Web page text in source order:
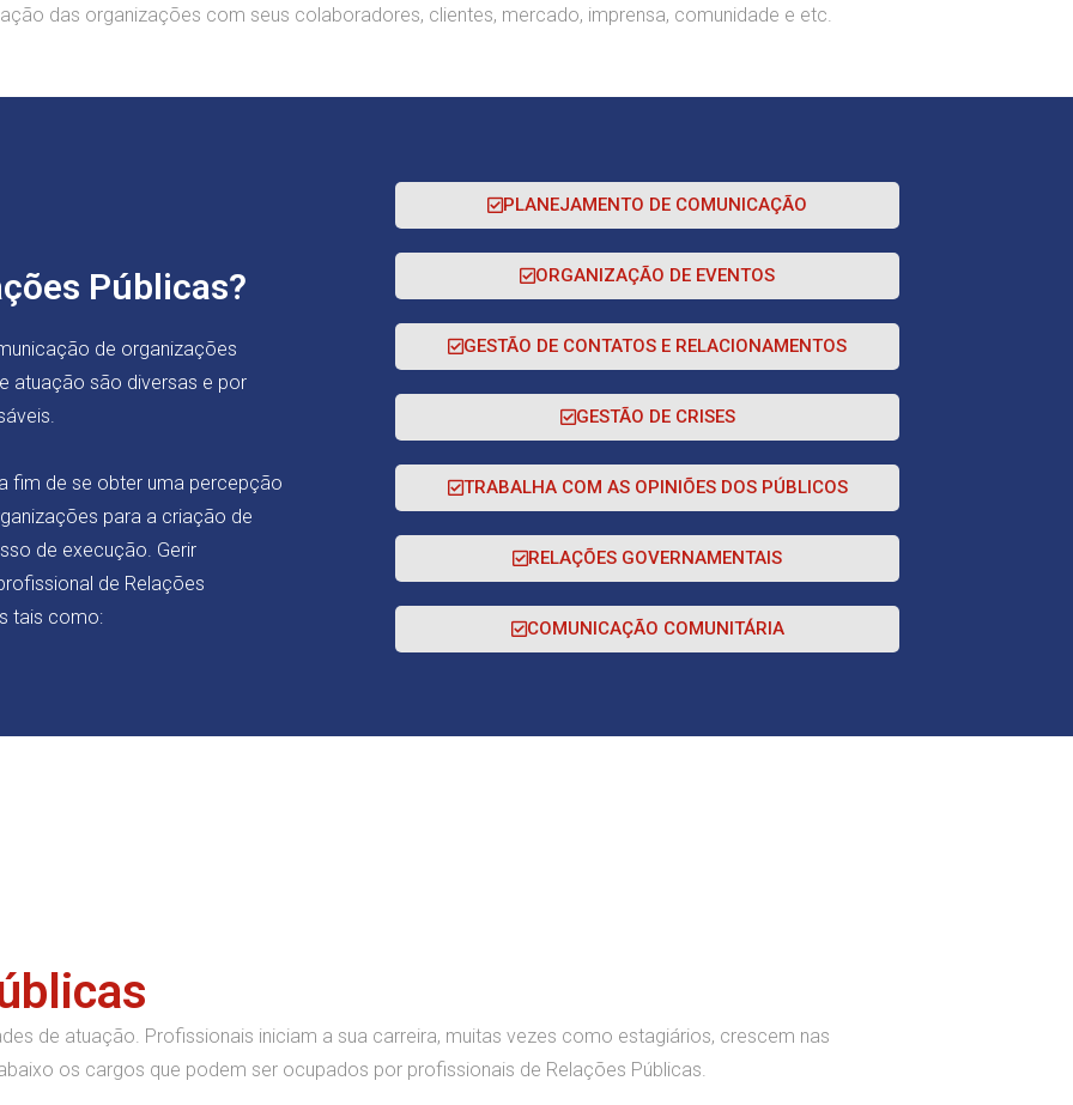
das organizações com seus colaboradores, clientes, mercado, imprensa, comunidade e etc.
Públicas?
de organizações
atuação são diversas e por
fim de se obter uma percepção
para a criação de
de execução. Gerir
de Relações
tais como:
PLANEJAMENTO DE COMUNICAÇÃO
ORGANIZAÇÃO DE EVENTOS
GESTÃO DE CONTATOS E RELACIONAMENTOS
GESTÃO DE CRISES
TRABALHA COM AS OPINIÕES DOS PÚBLICOS
RELAÇÕES GOVERNAMENTAIS
COMUNICAÇÃO COMUNITÁRIA
de atuação. Profissionais iniciam a sua carreira, muitas vezes como estagiários, crescem nas
os cargos que podem ser ocupados por profissionais de Relações Públicas.